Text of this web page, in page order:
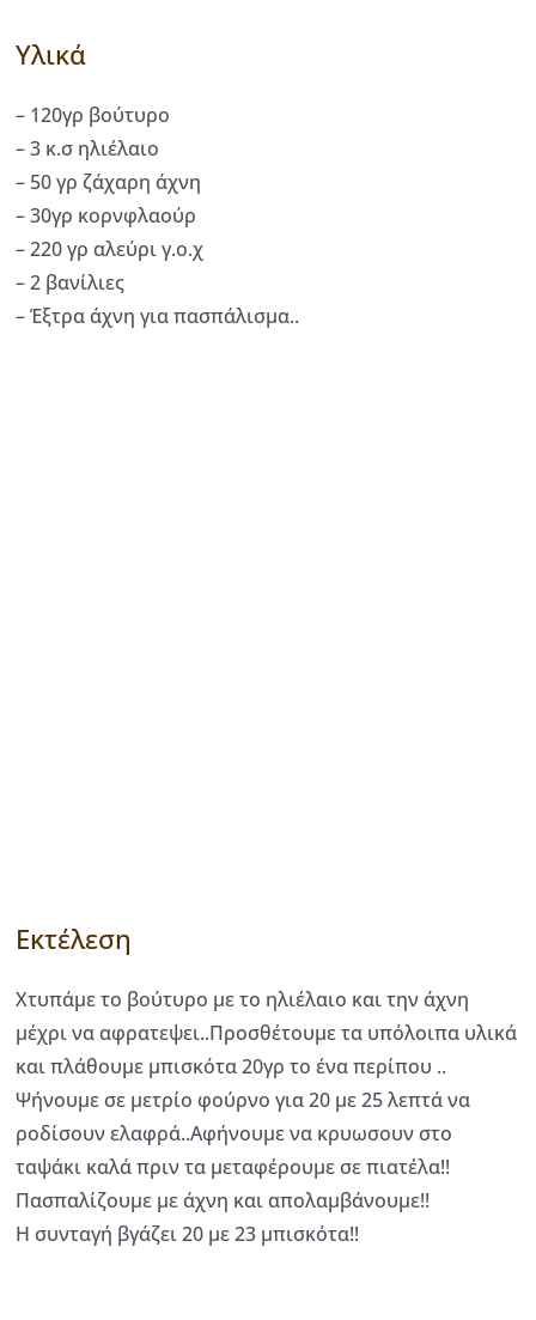
Υλικά
– 120γρ βούτυρο
– 3 κ.σ ηλιέλαιο
– 50 γρ ζάχαρη άχνη
– 30γρ κορνφλαούρ
– 220 γρ αλεύρι γ.ο.χ
– 2 βανίλιες
– Έξτρα άχνη για πασπάλισμα..
Εκτέλεση
Χτυπάμε το βούτυρο με το ηλιέλαιο και την άχνη
μέχρι να αφρατεψει..Προσθέτουμε τα υπόλοιπα υλικά
και πλάθουμε μπισκότα 20γρ το ένα περίπου ..
Ψήνουμε σε μετρίο φούρνο για 20 με 25 λεπτά να
ροδίσουν ελαφρά..Αφήνουμε να κρυωσουν στο
ταψάκι καλά πριν τα μεταφέρουμε σε πιατέλα!!
Πασπαλίζουμε με άχνη και απολαμβάνουμε!!
Η συνταγή βγάζει 20 με 23 μπισκότα!!